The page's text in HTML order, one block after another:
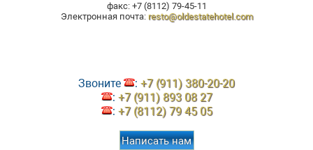
факс: +7 (8112) 79-45-11
Электронная почта: resto@oldestatehotel.com
Звоните : +7 (911) 380-20-20
: +7 (911) 893 08 27
: +7 (8112) 79 45 05
Написать нам